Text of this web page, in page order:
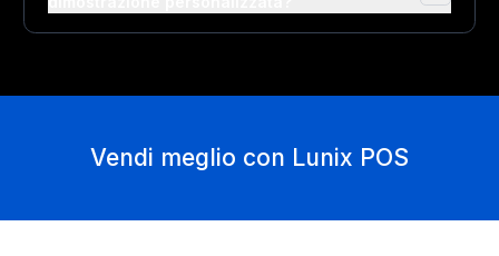
Vendi meglio con Lunix POS